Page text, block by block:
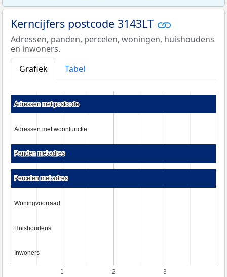
Kerncijfers postcode 3143LT
Adressen, panden, percelen, woningen, huishoudens
en inwoners.
Grafiek
Tabel
1 2 3
Adressen met postcode
Adressen met postcode
Adressen met woonfunctie
Adressen met woonfunctie
Panden met adres
Panden met adres
Percelen met adres
Percelen met adres
Woningvoorraad
Woningvoorraad
Huishoudens
Huishoudens
Inwoners
Inwoners